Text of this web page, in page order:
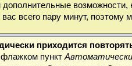
дополнительные
вас всего пару минут,
приходится
пункт